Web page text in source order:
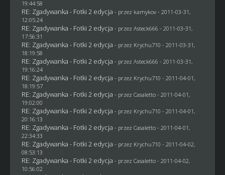
19:44:58
RE: Zgadywanka - Fotki 2 edycja - przez kamykov- 2011-03-31,
12:05:24
RE: Zgadywanka - Fotki 2 edycja - przez Asteck666 - 2011-03-31,
17:56:31
RE: Zgadywanka - Fotki 2 edycja - przez Krychu710 - 2011-03-31,
18:19:58
RE: Zgadywanka - Fotki 2 edycja - przez Asteck666 - 2011-03-31,
19:16:24
RE: Zgadywanka - Fotki 2 edycja - przez Krychu710 - 2011-04-01,
18:19:57
RE: Zgadywanka - Fotki 2 edycja - przez Casaletto- 2011-04-01,
19:02:00
RE: Zgadywanka - Fotki 2 edycja - przez Krychu710 - 2011-04-01,
20:16:13
RE: Zgadywanka - Fotki 2 edycja - przez Casaletto- 2011-04-01,
22:34:33
RE: Zgadywanka - Fotki 2 edycja - przez Krychu710 - 2011-04-02,
08:53:13
RE: Zgadywanka - Fotki 2 edycja - przez Casaletto- 2011-04-02,
10:56:02